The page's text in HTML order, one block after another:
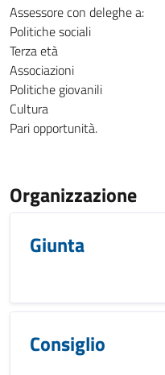
Assessore con deleghe a:
Politiche sociali
Terza età
Associazioni
Politiche giovanili
Cultura
Pari opportunità.
Organizzazione
Giunta
Consiglio